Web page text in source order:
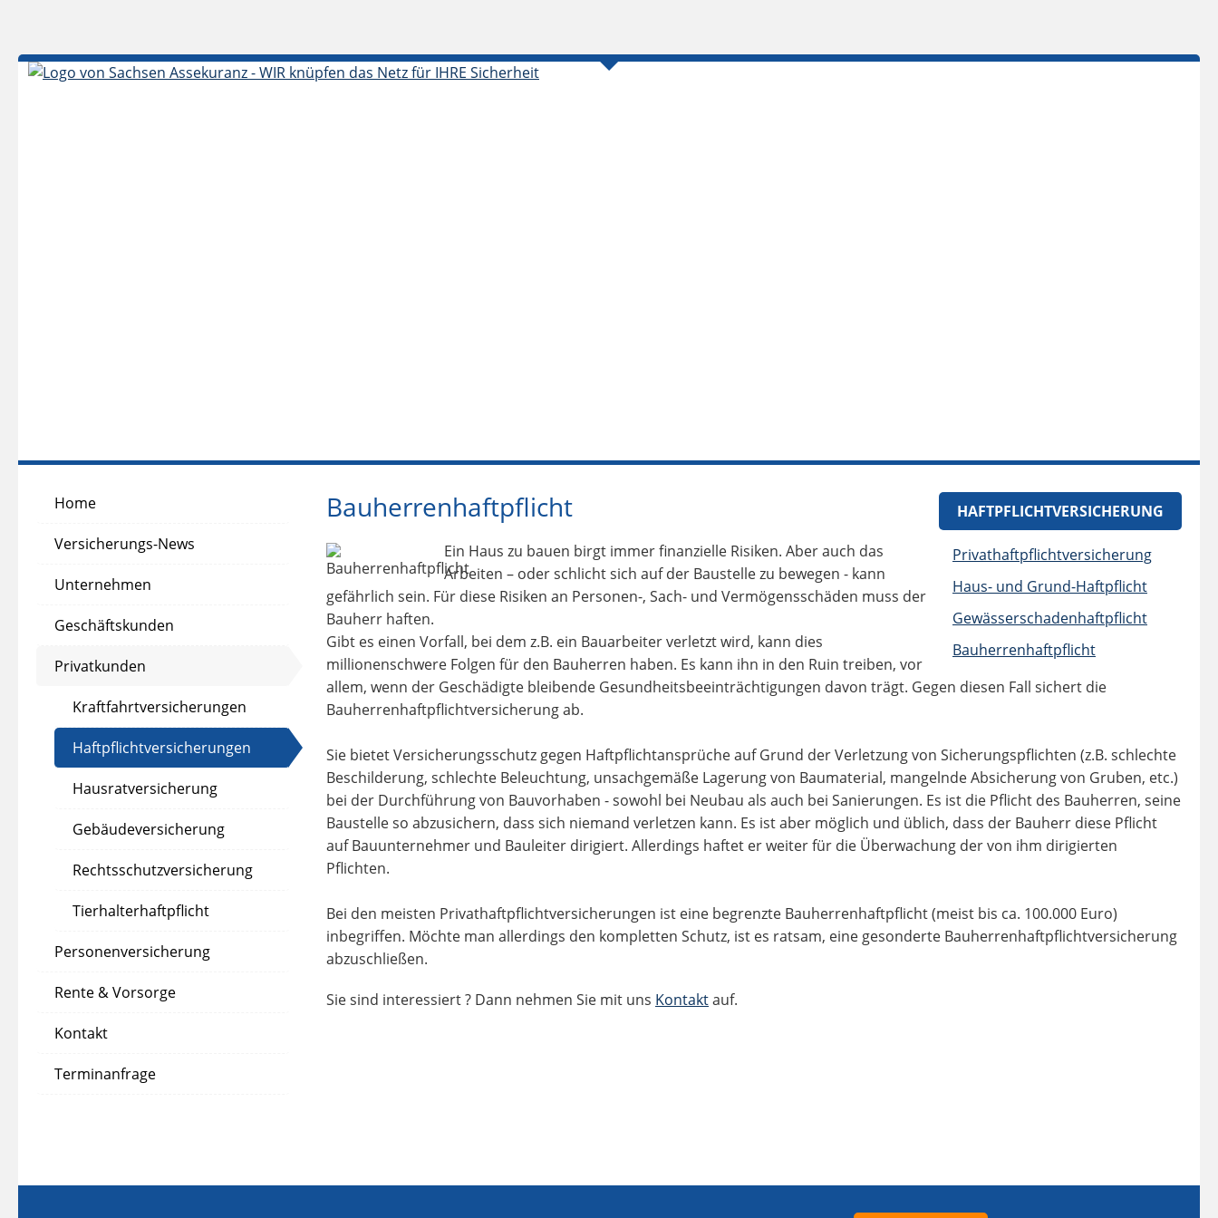
Home
Versicherungs-News
Unternehmen
Geschäftskunden
Privatkunden
Kraftfahrtversicherungen
Haftpflichtversicherungen
Hausratversicherung
Gebäudeversicherung
Rechtsschutzversicherung
Tierhalterhaftpflicht
Personenversicherung
Rente & Vorsorge
Kontakt
Terminanfrage
HAFTPFLICHTVERSICHERUNG
Privathaftpflichtversicherung
Haus- und Grund-Haftpflicht
Gewässerschadenhaftpflicht
Bauherrenhaftpflicht
Bauherrenhaftpflicht
Ein Haus zu bauen birgt immer finanzielle Risiken. Aber auch das
Arbeiten – oder schlicht sich auf der Baustelle zu bewegen - kann
gefährlich sein. Für diese Risiken an Personen-, Sach- und Vermögensschäden muss der
Bauherr haften.
Gibt es einen Vorfall, bei dem z.B. ein Bauarbeiter verletzt wird, kann dies
millionenschwere Folgen für den Bauherren haben. Es kann ihn in den Ruin treiben, vor
allem, wenn der Geschädigte bleibende Gesundheitsbeeinträchtigungen davon trägt. Gegen diesen Fall sichert die
Bauherrenhaftpflichtversicherung ab.
Sie bietet Versicherungsschutz gegen Haftpflichtansprüche auf Grund der Verletzung von Sicherungspflichten (z.B. schlechte
Beschilderung, schlechte Beleuchtung, unsachgemäße Lagerung von Baumaterial, mangelnde Absicherung von Gruben, etc.)
bei der Durchführung von Bauvorhaben - sowohl bei Neubau als auch bei Sanierungen. Es ist die Pflicht des Bauherren, seine
Baustelle so abzusichern, dass sich niemand verletzen kann. Es ist aber möglich und üblich, dass der Bauherr diese Pflicht
auf Bauunternehmer und Bauleiter dirigiert. Allerdings haftet er weiter für die Überwachung der von ihm dirigierten
Pflichten.
Bei den meisten Privathaftpflichtversicherungen ist eine begrenzte Bauherrenhaftpflicht (meist bis ca. 100.000 Euro)
inbegriffen. Möchte man allerdings den kompletten Schutz, ist es ratsam, eine gesonderte Bauherrenhaftpflichtversicherung
abzuschließen.
Sie sind interessiert ? Dann nehmen Sie mit uns Kontaktauf.